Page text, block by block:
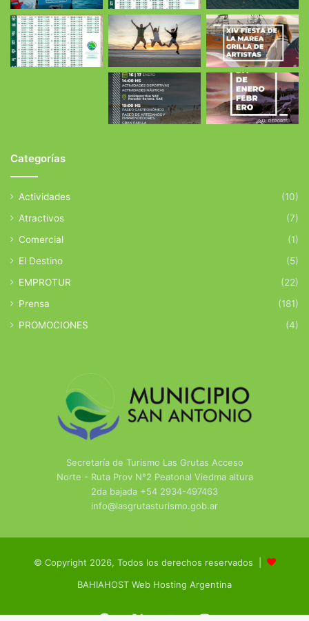
Categorías
Actividades
(10)
Atractivos
(7)
Comercial
(1)
El Destino
(5)
EMPROTUR
(22)
Prensa
(181)
PROMOCIONES
(4)
Secretaría de Turismo Las Grutas Acceso
Norte - Ruta Prov N°2 Peatonal Viedma altura
2da bajada +54 2934-497463
info@lasgrutasturismo.gob.ar
© Copyright 2026, Todos los derechos reservados |
BAHIAHOST Web Hosting Argentina
Facebook
X YouTubeInstagram